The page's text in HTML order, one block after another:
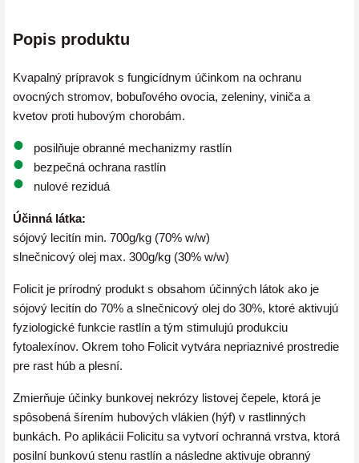
Popis produktu
Kvapalný prípravok s fungicídnym účinkom na ochranu
ovocných stromov, bobuľového ovocia, zeleniny, viniča a
kvetov proti hubovým chorobám.
posilňuje obranné mechanizmy rastlín
bezpečná ochrana rastlín
nulové reziduá
Účinná látka:
sójový lecitín min. 700g/kg (70% w/w)
slnečnicový olej max. 300g/kg (30% w/w)
Folicit je prírodný produkt s obsahom účinných látok ako je
sójový lecitín do 70% a slnečnicový olej do 30%, ktoré aktivujú
fyziologické funkcie rastlín a tým stimulujú produkciu
fytoalexínov. Okrem toho Folicit vytvára nepriaznivé prostredie
pre rast húb a plesní.
Zmierňuje účinky bunkovej nekrózy listovej čepele, ktorá je
spôsobená šírením hubových vlákien (hýf) v rastlinných
bunkách. Po aplikácii Folicitu sa vytvorí ochranná vrstva, ktorá
posilní bunkovú stenu rastlín a následne aktivuje obranný